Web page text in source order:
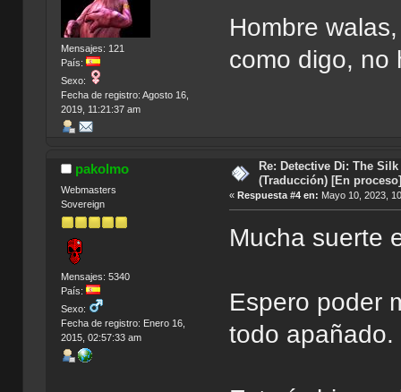
Mensajes: 121
País:
Sexo:
Fecha de registro: Agosto 16,
2019, 11:21:37 am
Hombre
como digo,
pakolmo
Webmasters
Sovereign
Mensajes: 5340
País:
Sexo:
Fecha de registro: Enero 16,
2015, 02:57:33 am
Re: Detective Di: The
(Traducción) [En proceso]
« Respuesta #4 en: Mayo 10, 2023,
Mucha suerte
Espero poder
todo apañado.